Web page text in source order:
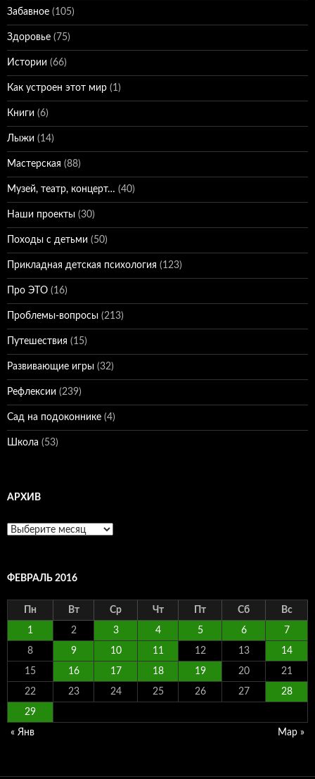
Забавное (105)
Здоровье (75)
Истории (66)
Как устроен этот мир (1)
Книги (6)
Лыжи (14)
Мастерская (88)
Музей, театр, концерт… (40)
Наши проекты (30)
Походы с детьми (50)
Прикладная детская психология (123)
Про ЭТО (16)
Проблемы-вопросы (213)
Путешествия (15)
Развивающие игры (32)
Рефлексии (239)
Сад на подоконнике (4)
Школа (53)
АРХИВ
Архив
ФЕВРАЛЬ 2016
Пн Вт Ср Чт Пт Сб Вс
1 2 3 4 5 6 7
8 9 10 11 12 13 14
15 16 17 18 19 20 21
22 23 24 25 26 27 28
29
« Янв Мар »